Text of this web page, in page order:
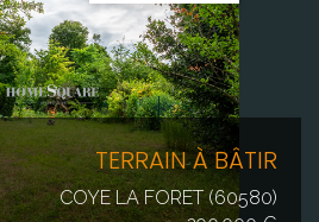
TERRAIN À BÂTIR
COYE LA FORET (60580)